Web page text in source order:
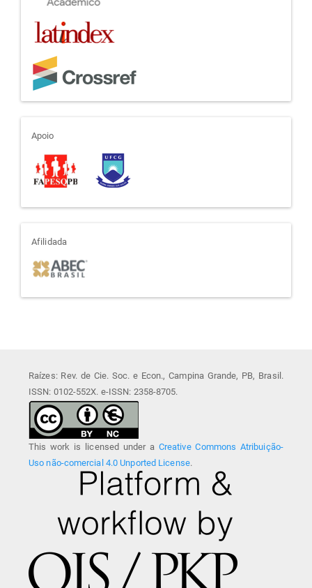
apoio
Apoio
afiliada
Afilidada
Raízes: Rev. de Cie. Soc. e Econ., Campina Grande, PB, Brasil.
ISSN: 0102-552X. e-ISSN: 2358-8705.
This work is licensed under a Creative Commons Atribuição-
Uso não-comercial 4.0 Unported License.